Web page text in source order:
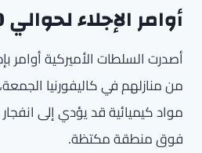
أوامر الإجلاء لحوالي 40 ألف شخص
من منازلهم في كاليفورنيا
مواد كيميائية قد يؤدي إلى
فوق منطقة مكتظة.